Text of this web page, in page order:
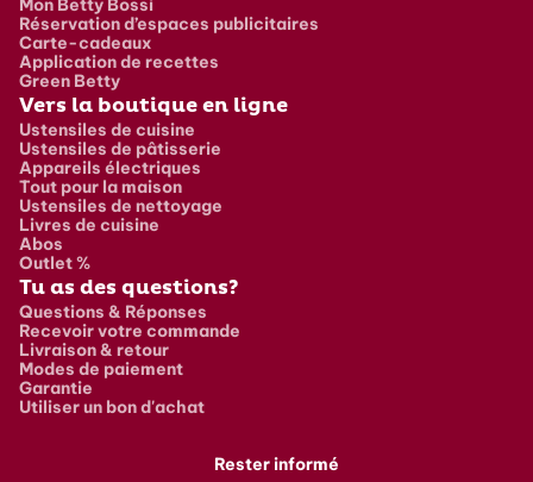
Réservation d’espaces publicitaires
Carte-cadeaux
Application de recettes
Green Betty
Vers la boutique en ligne
Ustensiles de cuisine
Ustensiles de pâtisserie
Appareils électriques
Tout pour la maison
Ustensiles de nettoyage
Livres de cuisine
Abos
Outlet %
Tu as des questions?
Questions & Réponses
Recevoir votre commande
Livraison & retour
Modes de paiement
Garantie
Utiliser un bon d'achat
Rester informé